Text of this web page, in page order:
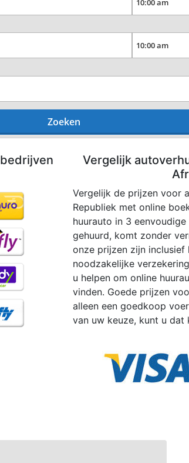
Zoeken
Vergelijk
Vergelijk de prijzen voor
Republiek met online
huurauto in 3
gehuurd, komt zonder
onze prijzen zijn inclusief
noodzakelijke
u helpen om online
vinden. Goede prijzen
alleen een goedkoop
van uw keuze, kunt u